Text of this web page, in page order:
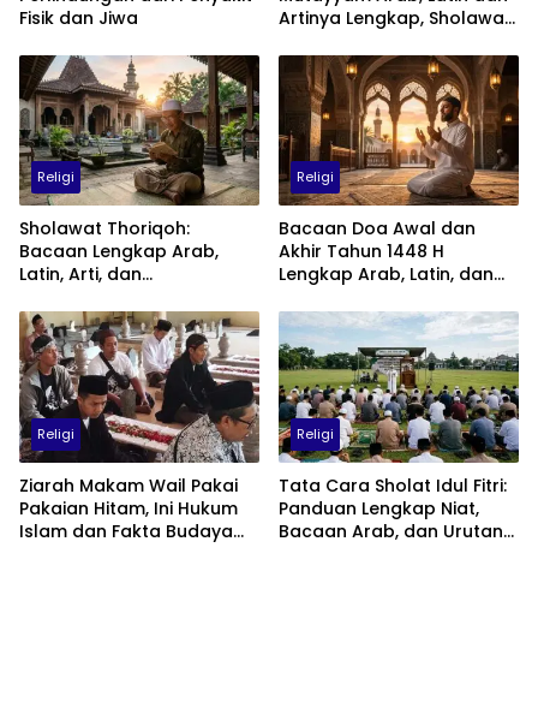
Fisik dan Jiwa
Artinya Lengkap, Sholawat
Muhammad SAW
Religi
Sholawat Thoriqoh:
Bacaan Lengkap Arab,
Latin, Arti, dan
Religi
Bacaan Doa Awal dan
Akhir Tahun 1448 H
Lengkap Arab, Latin, dan
dan Keutamaannya
Religi
Ziarah Makam Wail Pakai
Pakaian Hitam, Ini Hukum
Islam dan Fakta Budaya
Religi
Tata Cara Sholat Idul Fitri:
Panduan Lengkap Niat,
Bacaan Arab, dan Urutan